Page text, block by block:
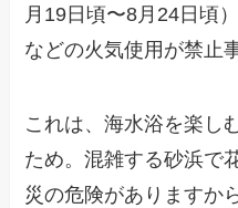
月19日頃〜8月24日頃
などの火気使用が禁止
これは、海水浴を楽し
ため。混雑する砂浜で
災の危険がありますか